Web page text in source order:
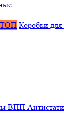
ТОП Коробки для
ВПП